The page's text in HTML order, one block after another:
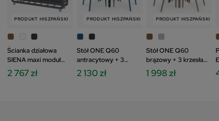
PRODUKT HISZPAŃSKI
Ścianka działowa
SIENA maxi moduł
OLEFIN
2 767 zł
PRODUKT HISZPAŃSKI ZESTAW
Stół ONE Q60
antracytowy + 3
krzesła PARK niebieski
2 130 zł
PRODUKT HISZPAŃSKI
Stół ONE Q60
brązowy + 3 krzesła
FADO brązowy
1 998 zł